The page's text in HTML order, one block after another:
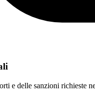
e delle sanzioni richieste